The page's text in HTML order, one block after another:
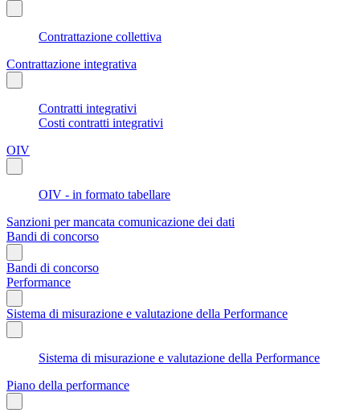
Contrattazione collettiva
Contrattazione integrativa
Contratti integrativi
Costi contratti integrativi
OIV
OIV - in formato tabellare
Sanzioni per mancata comunicazione dei dati
Bandi di concorso
Bandi di concorso
Performance
Sistema di misurazione e valutazione della Performance
Sistema di misurazione e valutazione della Performance
Piano della performance